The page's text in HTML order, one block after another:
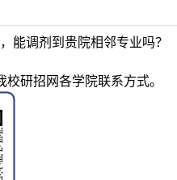
能调剂到贵院相邻专业吗？
研招网各学院联系方式。